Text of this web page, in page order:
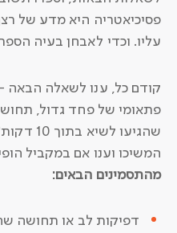
פסיכיאטריה היא מדע של
עליו. וכדי לאבחן בעיה
קודם כל, ענו לשאלה הבאה
פתאומי של פחד גדול,
שהגיעו
המשיכו וענו אם במקביל
מהתסמינים הבאים:
דפיקות לב או תחושה